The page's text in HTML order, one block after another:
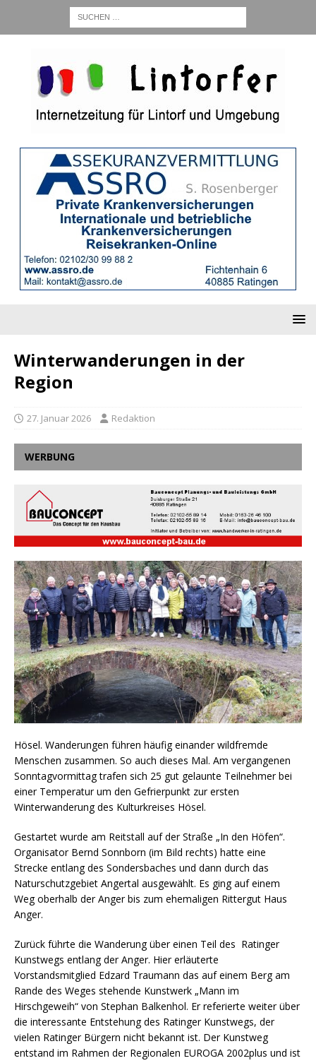
Winterwanderungen in der
Region
27. Januar 2026 Redaktion
WERBUNG
Hösel. Wanderungen führen häufig einander wildfremde
Menschen zusammen. So auch dieses Mal. Am vergangenen
Sonntagvormittag trafen sich 25 gut gelaunte Teilnehmer bei
einer Temperatur um den Gefrierpunkt zur ersten
Winterwanderung des Kulturkreises Hösel.
Gestartet wurde am Reitstall auf der Straße „In den Höfen“.
Organisator Bernd Sonnborn (im Bild rechts) hatte eine
Strecke entlang des Sondersbaches und dann durch das
Naturschutzgebiet Angertal ausgewählt. Es ging auf einem
Weg oberhalb der Anger bis zum ehemaligen Rittergut Haus
Anger.
Zurück führte die Wanderung über einen Teil des Ratinger
Kunstwegs entlang der Anger. Hier erläuterte
Vorstandsmitglied Edzard Traumann das auf einem Berg am
Rande des Weges stehende Kunstwerk „Mann im
Hirschgeweih“ von Stephan Balkenhol. Er referierte weiter über
die interessante Entstehung des Ratinger Kunstwegs, der
vielen Ratinger Bürgern nicht bekannt ist. Der Kunstweg
entstand im Rahmen der Regionalen EUROGA 2002plus und ist